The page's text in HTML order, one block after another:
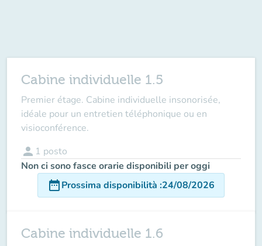
Cabine individuelle 1.5
Premier étage. Cabine individuelle insonorisée,
idéale pour un entretien téléphonique ou en
visioconférence.
person 1 posto
Non ci sono fasce orarie disponibili per oggi
date_rangeProssima disponibilità :24/08/2026
Cabine individuelle 1.6